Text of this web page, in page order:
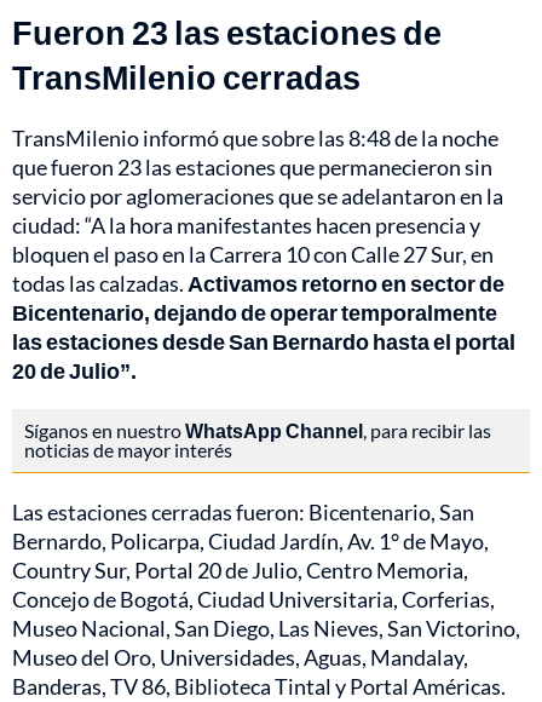
Fueron 23 las estaciones de
TransMilenio cerradas
TransMilenio informó que sobre las 8:48 de la noche
que fueron 23 las estaciones que permanecieron sin
servicio por aglomeraciones que se adelantaron en la
ciudad: “A la hora manifestantes hacen presencia y
bloquen el paso en la Carrera 10 con Calle 27 Sur, en
todas las calzadas. Activamos retorno en sector de
Bicentenario, dejando de operar temporalmente
las estaciones desde San Bernardo hasta el portal
20 de Julio”.
Síganos en nuestroWhatsApp Channel , para recibir las
noticias de mayor interés
Las estaciones cerradas fueron: Bicentenario, San
Bernardo, Policarpa, Ciudad Jardín, Av. 1° de Mayo,
Country Sur, Portal 20 de Julio, Centro Memoria,
Concejo de Bogotá, Ciudad Universitaria, Corferias,
Museo Nacional, San Diego, Las Nieves, San Victorino,
Museo del Oro, Universidades, Aguas, Mandalay,
Banderas, TV 86, Biblioteca Tintal y Portal Américas.